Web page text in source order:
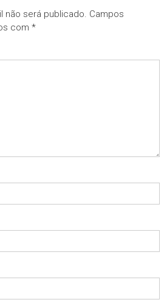
não será publicado. Campos
com *